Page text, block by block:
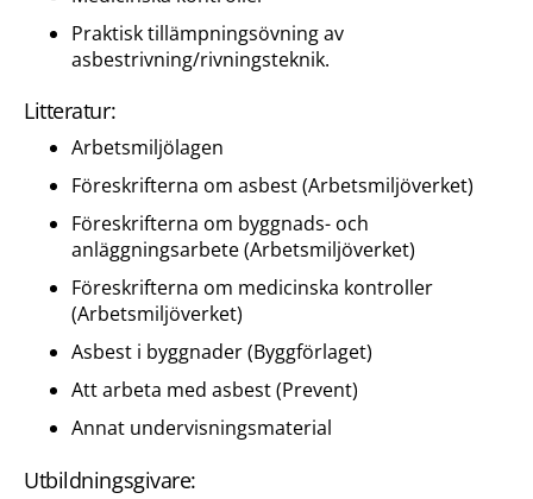
Praktisk tillämpningsövning av
asbestrivning/rivningsteknik.
Litteratur:
Arbetsmiljölagen
Föreskrifterna om asbest (Arbetsmiljöverket)
Föreskrifterna om byggnads- och
anläggningsarbete (Arbetsmiljöverket)
Föreskrifterna om medicinska kontroller
(Arbetsmiljöverket)
Asbest i byggnader (Byggförlaget)
Att arbeta med asbest (Prevent)
Annat undervisningsmaterial
Utbildningsgivare: